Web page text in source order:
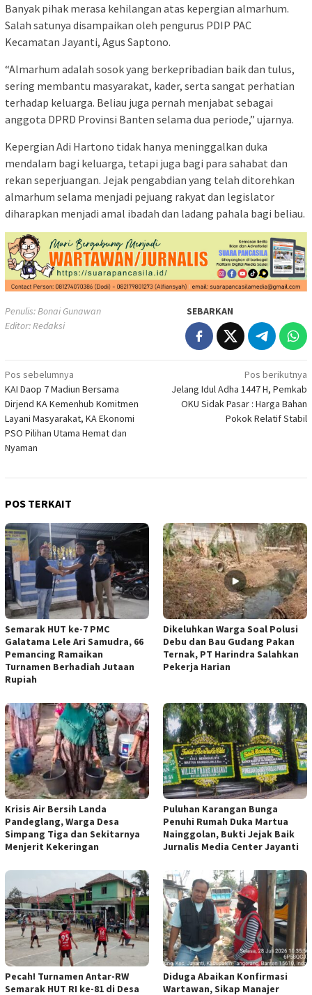
Banyak pihak merasa kehilangan atas kepergian almarhum.
Salah satunya disampaikan oleh pengurus PDIP PAC
Kecamatan Jayanti, Agus Saptono.
“Almarhum adalah sosok yang berkepribadian baik dan tulus,
sering membantu masyarakat, kader, serta sangat perhatian
terhadap keluarga. Beliau juga pernah menjabat sebagai
anggota DPRD Provinsi Banten selama dua periode,” ujarnya.
Kepergian Adi Hartono tidak hanya meninggalkan duka
mendalam bagi keluarga, tetapi juga bagi para sahabat dan
rekan seperjuangan. Jejak pengabdian yang telah ditorehkan
almarhum selama menjadi pejuang rakyat dan legislator
diharapkan menjadi amal ibadah dan ladang pahala bagi beliau.
Penulis: Bonai Gunawan
Editor: Redaksi
SEBARKAN
Navigasi
pos
Pos sebelumnya
KAI Daop 7 Madiun Bersama
Dirjend KA Kemenhub Komitmen
Layani Masyarakat, KA Ekonomi
PSO Pilihan Utama Hemat dan
Nyaman
Pos berikutnya
Jelang Idul Adha 1447 H, Pemkab
OKU Sidak Pasar : Harga Bahan
Pokok Relatif Stabil
POS TERKAIT
Semarak HUT ke-7 PMC
Galatama Lele Ari Samudra, 66
Pemancing Ramaikan
Turnamen Berhadiah Jutaan
Rupiah
Dikeluhkan Warga Soal Polusi
Debu dan Bau Gudang Pakan
Ternak, PT Harindra Salahkan
Pekerja Harian
Krisis Air Bersih Landa
Pandeglang, Warga Desa
Simpang Tiga dan Sekitarnya
Menjerit Kekeringan
Puluhan Karangan Bunga
Penuhi Rumah Duka Martua
Nainggolan, Bukti Jejak Baik
Jurnalis Media Center Jayanti
Pecah! Turnamen Antar-RW
Semarak HUT RI ke-81 di Desa
Diduga Abaikan Konfirmasi
Wartawan, Sikap Manajer